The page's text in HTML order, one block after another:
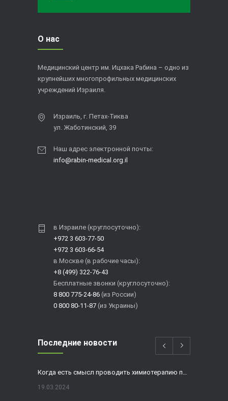
О нас
Медицинский центр им. Ицхака Рабина – одно из
крупнейших многопрофильных медицинских
учреждений Израиля.
Израиль, г. Петах-Тиква
ул. Жаботинский, 39
Наш адрес электронной почты:
info@rabin-medical.org.il
в Израиле (круглосуточно):
+972 3 603-77-50
+972 3 603-66-54
в Москве (в рабочие часы):
+8 (499) 322-76-43
Бесплатные звонки (круглосуточно):
8 800 775-24-86 (из России)
0 800 80-11-87 (из Украины)
Последние новости
19.03.2024